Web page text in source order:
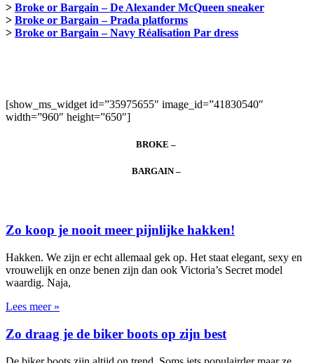
> Broke or Bargain – De Alexander McQueen sneaker
> Broke or Bargain – Prada platforms
> Broke or Bargain – Navy Réalisation Par dress
[show_ms_widget id=”35975655″ image_id=”41830540″
width=”960″ height=”650″]
BROKE –
BARGAIN –
Zo koop je nooit meer pijnlijke hakken!
Hakken. We zijn er echt allemaal gek op. Het staat elegant, sexy en
vrouwelijk en onze benen zijn dan ook Victoria’s Secret model
waardig. Naja,
Lees meer »
Zo draag je de biker boots op zijn best